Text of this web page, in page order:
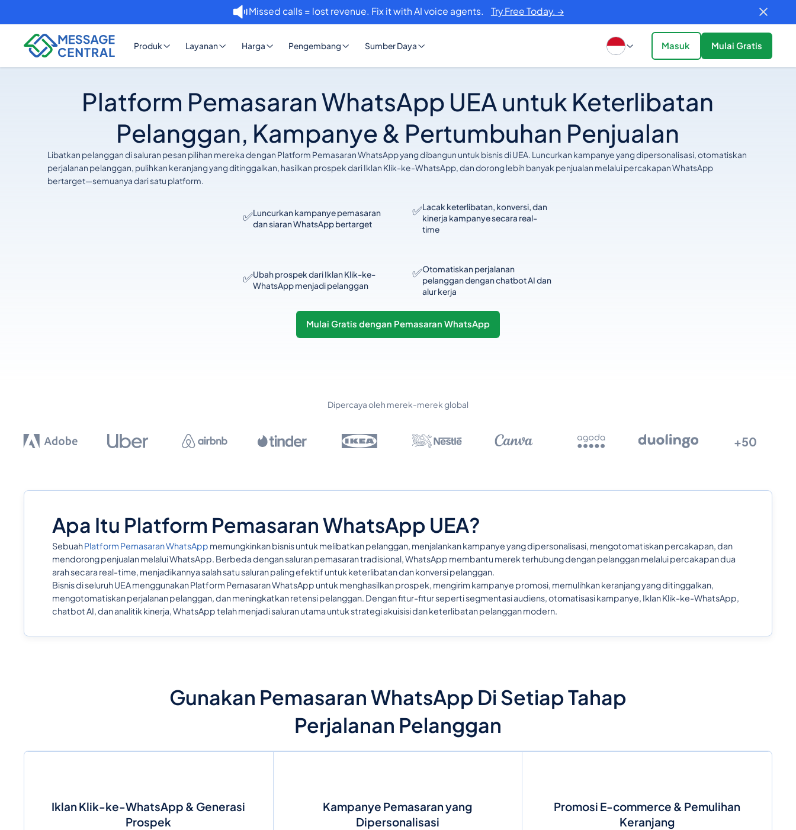
Missed calls = lost revenue. Fix it with AI voice agents. Try Free Today. →
Produk Layanan Harga Pengembang Sumber Daya Masuk Mulai Gratis
Platform Pemasaran WhatsApp UEA untuk Keterlibatan
Pelanggan, Kampanye & Pertumbuhan Penjualan
Libatkan pelanggan di saluran pesan pilihan mereka dengan Platform Pemasaran WhatsApp yang dibangun untuk bisnis di UEA. Luncurkan kampanye yang dipersonalisasi, otomatiskan
perjalanan pelanggan, pulihkan keranjang yang ditinggalkan, hasilkan prospek dari Iklan Klik-ke-WhatsApp, dan dorong lebih banyak penjualan melalui percakapan WhatsApp
bertarget—semuanya dari satu platform.
✅Luncurkan kampanye pemasaran
dan siaran WhatsApp bertarget
✅Lacak keterlibatan, konversi, dan
kinerja kampanye secara real-
time
✅Ubah prospek dari Iklan Klik-ke-
WhatsApp menjadi pelanggan
✅Otomatiskan perjalanan
pelanggan dengan chatbot AI dan
alur kerja
Mulai Gratis dengan Pemasaran WhatsApp
Dipercaya oleh merek-merek global
+50
Apa Itu Platform Pemasaran WhatsApp UEA?
SebuahPlatform Pemasaran WhatsApp memungkinkan bisnis untuk melibatkan pelanggan, menjalankan kampanye yang dipersonalisasi, mengotomatiskan percakapan, dan
mendorong penjualan melalui WhatsApp. Berbeda dengan saluran pemasaran tradisional, WhatsApp membantu merek terhubung dengan pelanggan melalui percakapan dua
arah secara real-time, menjadikannya salah satu saluran paling efektif untuk keterlibatan dan konversi pelanggan.
Bisnis di seluruh UEA menggunakan Platform Pemasaran WhatsApp untuk menghasilkan prospek, mengirim kampanye promosi, memulihkan keranjang yang ditinggalkan,
mengotomatiskan perjalanan pelanggan, dan meningkatkan retensi pelanggan. Dengan fitur-fitur seperti segmentasi audiens, otomatisasi kampanye, Iklan Klik-ke-WhatsApp,
chatbot AI, dan analitik kinerja, WhatsApp telah menjadi saluran utama untuk strategi akuisisi dan keterlibatan pelanggan modern.
Gunakan Pemasaran WhatsApp Di Setiap Tahap
Perjalanan Pelanggan
Iklan Klik-ke-WhatsApp & Generasi
Prospek
Kampanye Pemasaran yang
Dipersonalisasi
Promosi E-commerce & Pemulihan
Keranjang